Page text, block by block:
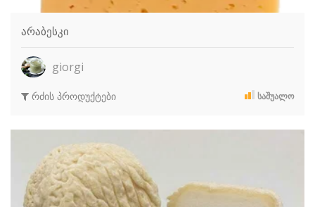
არაბესკი
giorgi
რძის პროდუქტები ᲡᲐᲨᲣᲐᲚᲝ